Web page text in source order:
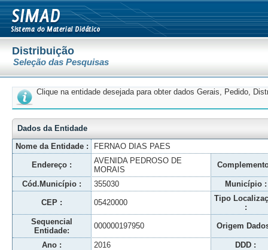
Distribuição
Seleção das Pesquisas
Clique na entidade desejada para obter dados Gerais, Pedido,
Dados da Entidade
Nome da Entidade :
FERNAO DIAS PAES
Endereço :
AVENIDA PEDROSO DE
MORAIS
Cód.Município : 355030 Município :
CEP : 05420000
Tipo
:
Sequencial
Entidade:
000000197950 Origem
Ano : 2016 DDD :